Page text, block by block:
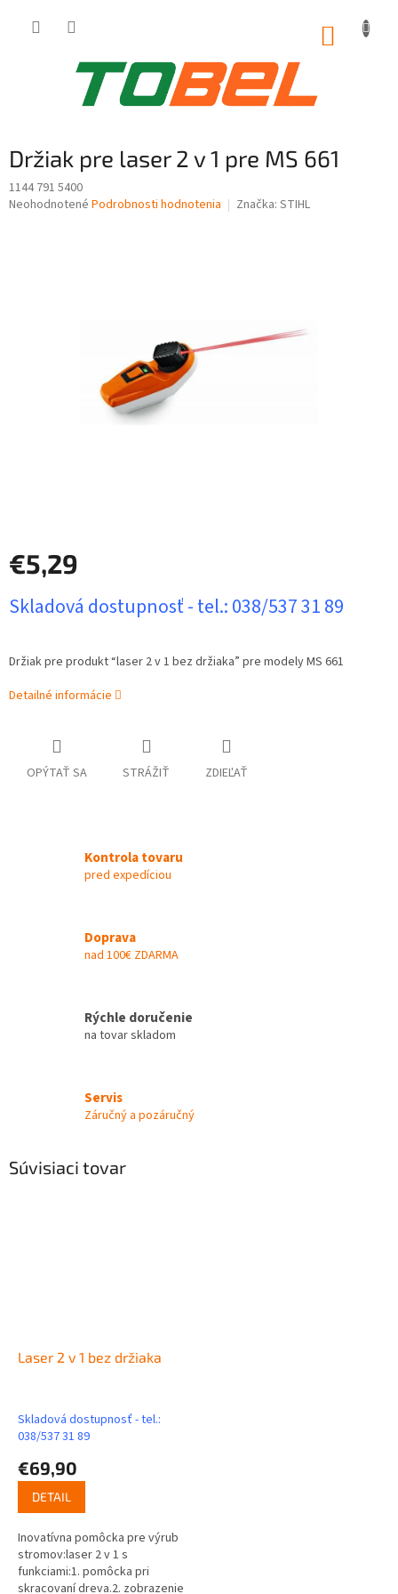
Držiak pre laser 2 v 1 pre MS 661
1144 791 5400
Priemerné
Neohodnotené Podrobnosti hodnotenia Značka: STIHL
€5,29
cena:
Skladová dostupnosť - tel.: 038/537 31 89
Držiak pre produkt “laser 2 v 1 bez držiaka” pre modely MS 661
Detailné informácie
OPÝTAŤ SA STRÁŽIŤ ZDIEĽAŤ
Kontrola tovaru
pred expedíciou
Doprava
nad 100€ ZDARMA
Rýchle doručenie
na tovar skladom
Servis
Záručný a pozáručný
Súvisiaci tovar
Laser 2 v 1 bez držiaka
Skladová dostupnosť - tel.:
038/537 31 89
€69,90
DETAIL
Inovatívna pomôcka pre výrub
stromov:laser 2 v 1 s
funkciami:1. pomôcka pri
skracovaní dreva.2. zobrazenie